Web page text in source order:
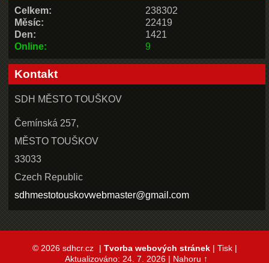
Online: 9
Celkem:
238302
Měsíc:
22419
Den:
1421
Kontakt
SDH MĚSTO TOUŠKOV
Čemínská 257,
MĚSTO TOUŠKOV
33033
Czech Republic
sdhmestotouskovwebmaster@gmail.com
© 2026 sdhcr.cz | Tvorba webových stránek| Tisk|
Aktualizováno: 24. 7. 2026| Nahoru ↑